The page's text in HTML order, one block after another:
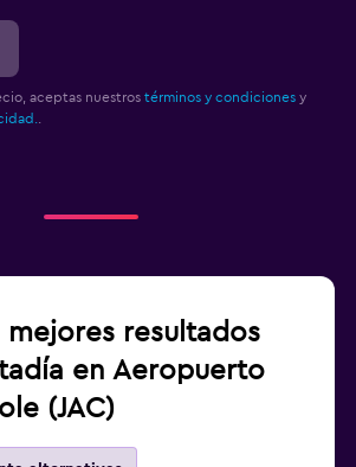
aceptas nuestros términos y condiciones y
.
mejores resultados
en Aeropuerto
(JAC)